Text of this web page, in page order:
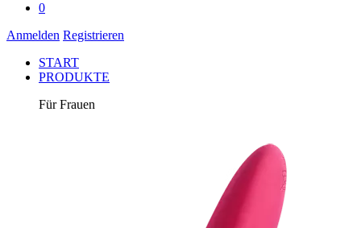
0
Anmelden Registrieren
START
PRODUKTE
Für Frauen